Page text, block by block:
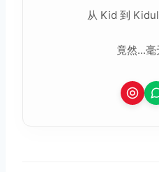
从 Kid 到
竟然...